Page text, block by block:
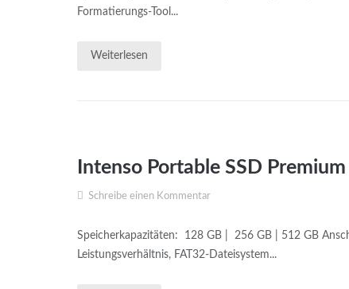
Formatierungs-Tool...
Weiterlesen
Intenso Portable SSD
Schreibe einen Kommentar
Speicherkapazitäten: 128 GB | 256 GB | 512 GB
Leistungsverhältnis, FAT32-Dateisystem...